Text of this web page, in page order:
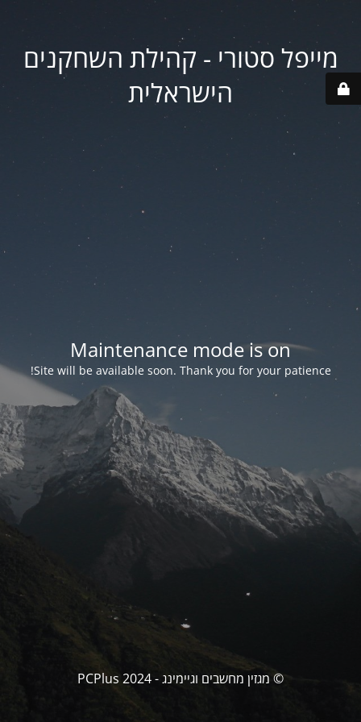
מייפל סטורי - קהילת השחקנים
הישראלית
Maintenance mode is on
Site will be available soon. Thank you for your patience!
© מגזין מחשבים וגיימינג - PCPlus 2024